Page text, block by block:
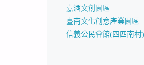
嘉酒文創園區
臺南文化創意產業園區
信義公民會館(四四南村)